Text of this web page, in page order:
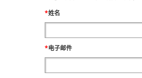
*姓名
*电子邮件